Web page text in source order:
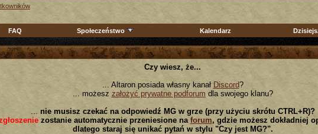
FAQ Społeczeństwo Kalendarz
Czy wiesz, że...
... Altaron posiada własny kanał Discord?
... możesz założyć prywatne podforum dla swojego klanu?
... nie musisz czekać na odpowiedź MG w grze (przy użyciu skrótu CTRL+R)?
zostanie automatycznie przeniesione na forum, gdzie możesz dokładniej
dlatego staraj się unikać pytań w stylu "Czy jest MG?".